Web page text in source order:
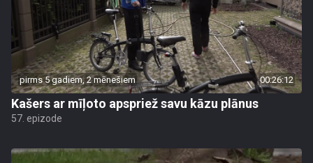
pirms 5 gadiem, 2 mēnešiem 00:26:12
Kašers ar mīļoto apspriež savu kāzu plānus
57. epizode